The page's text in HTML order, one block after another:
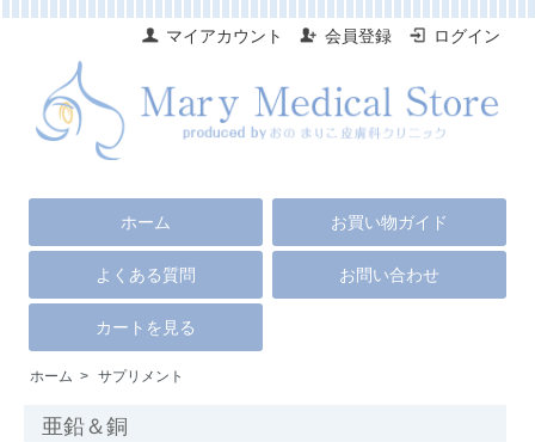
マイアカウント 会員登録 ログイン
ホーム お買い物ガイド
よくある質問 お問い合わせ
カートを見る
ホーム > サプリメント
亜鉛＆銅